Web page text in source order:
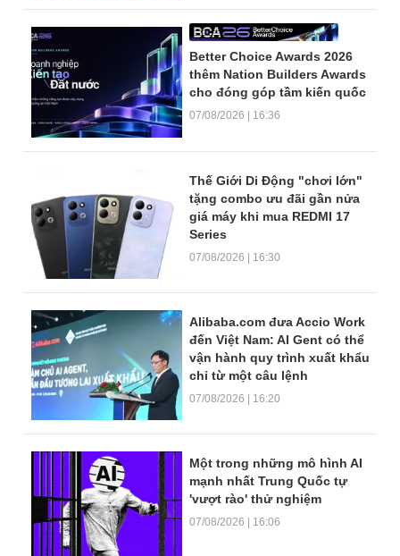
Better Choice Awards 2026
thêm Nation Builders Awards
cho đóng góp tầm kiến quốc
07/08/2026 | 16:36
Thế Giới Di Động "chơi lớn"
tặng combo ưu đãi gần nửa
giá máy khi mua REDMI 17
Series
07/08/2026 | 16:30
Alibaba.com đưa Accio Work
đến Việt Nam: AI Gent có thể
vận hành quy trình xuất khẩu
chỉ từ một câu lệnh
07/08/2026 | 16:20
Một trong những mô hình AI
mạnh nhất Trung Quốc tự
'vượt rào' thử nghiệm
07/08/2026 | 16:06